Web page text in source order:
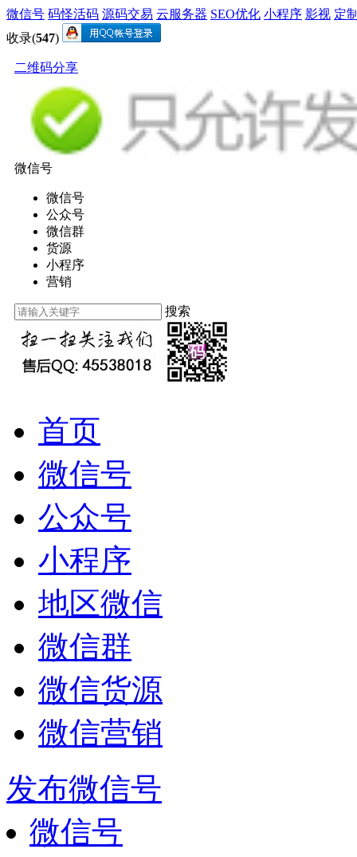
微信号 码怪活码 源码交易 云服务器 SEO优化 小程序 影视 定
收录(547)
二维码分享
微信号
微信号
公众号
微信群
货源
小程序
营销
搜索
首页
微信号
公众号
小程序
地区微信
微信群
微信货源
微信营销
发布微信号
微信号